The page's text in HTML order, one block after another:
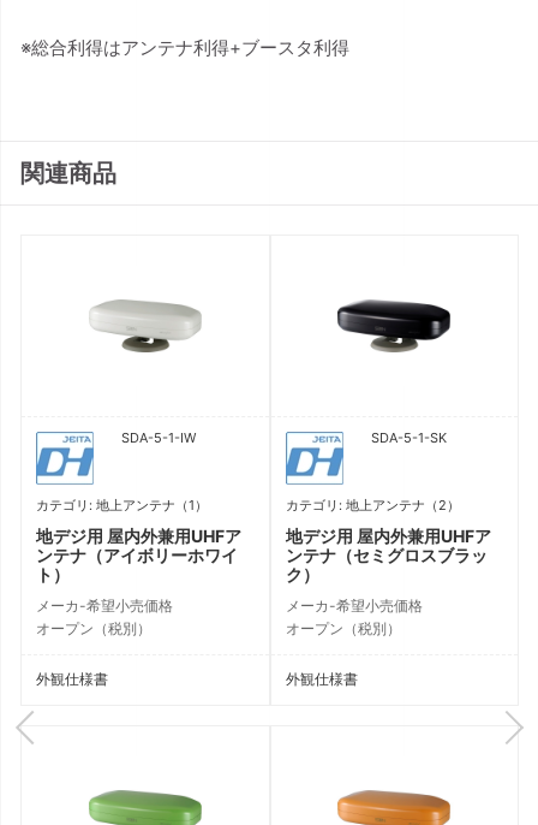
※総合利得はアンテナ利得+ブースタ利得
関連商品
SDA-5-1-IW
カテゴリ: 地上アンテナ（1）
地デジ用 屋内外兼用UHFア
ンテナ（アイボリーホワイ
ト）
メーカ-希望小売価格
オープン（税別）
外観仕様書
SDA-5-1-SK
カテゴリ: 地上アンテナ（2）
地デジ用 屋内外兼用UHFア
ンテナ（セミグロスブラッ
ク）
メーカ-希望小売価格
オープン（税別）
外観仕様書